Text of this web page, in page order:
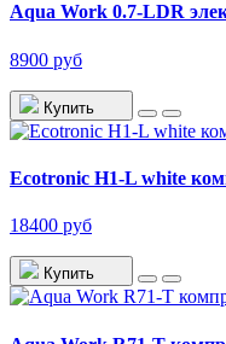
Aqua Work 0.7-LDR
8900 руб
Купить
Ecotronic H1-L white
18400 руб
Купить